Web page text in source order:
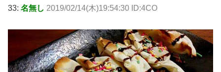
33: 名無し 2019/02/14(木)19:54:30 ID:4CO